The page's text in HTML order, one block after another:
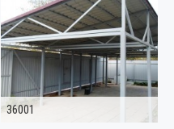
36001